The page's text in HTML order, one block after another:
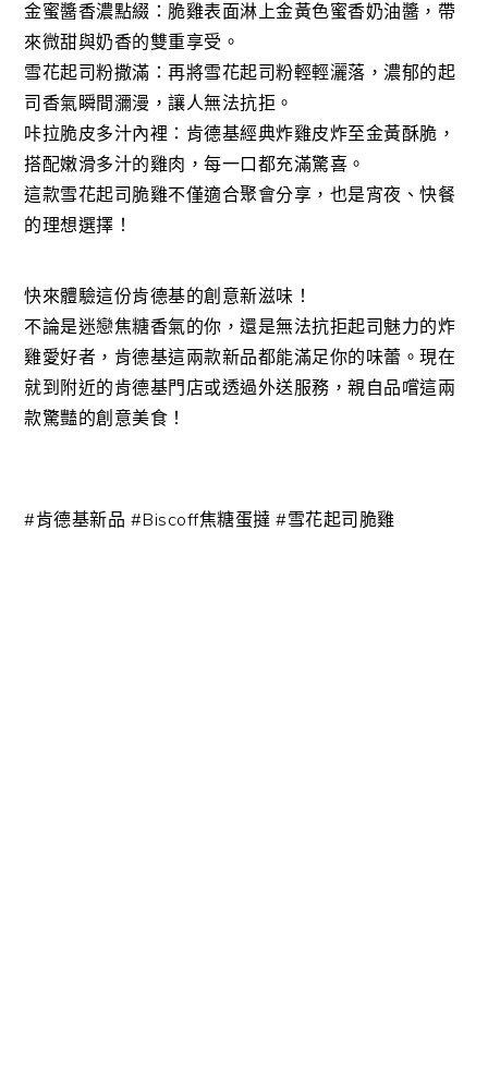
金蜜醬香濃點綴：脆雞表面淋上金黃色蜜香奶油醬，帶
來微甜與奶香的雙重享受。
雪花起司粉撒滿：再將雪花起司粉輕輕灑落，濃郁的起
司香氣瞬間瀰漫，讓人無法抗拒。
咔拉脆皮多汁內裡：肯德基經典炸雞皮炸至金黃酥脆，
搭配嫩滑多汁的雞肉，每一口都充滿驚喜。
這款雪花起司脆雞不僅適合聚會分享，也是宵夜、快餐
的理想選擇！
快來體驗這份肯德基的創意新滋味！
不論是迷戀焦糖香氣的你，還是無法抗拒起司魅力的炸
雞愛好者，肯德基這兩款新品都能滿足你的味蕾。現在
就到附近的肯德基門店或透過外送服務，親自品嚐這兩
款驚豔的創意美食！
#肯德基新品 #Biscoff焦糖蛋撻 #雪花起司脆雞